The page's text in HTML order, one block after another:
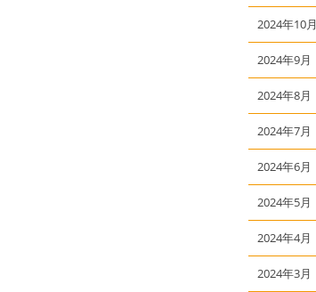
2024年10月
2024年9月
2024年8月
2024年7月
2024年6月
2024年5月
2024年4月
2024年3月